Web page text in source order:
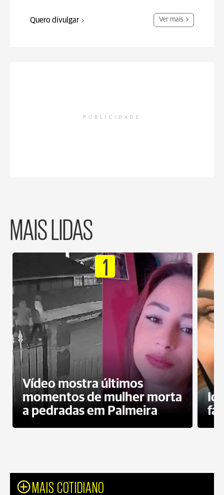
Quero divulgar Ver mais
PUBLICIDADE
MAIS LIDAS
1
Vídeo mostra últimos
momentos de mulher morta
a pedradas em Palmeira
MAIS COTIDIANO